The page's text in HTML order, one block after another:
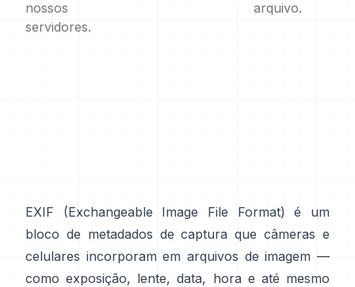
nossos
servidores.
arquivo.
EXIF (Exchangeable Image File Format) é um
bloco de metadados de captura que câmeras e
celulares incorporam em arquivos de imagem —
como exposição, lente, data, hora e até mesmo